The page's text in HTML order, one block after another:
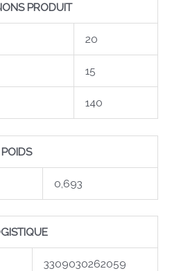
PRODUIT
20
15
140
POIDS
0,693
3309030262059